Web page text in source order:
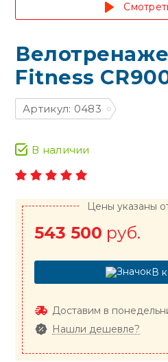
Fitness
Артикул: 0483
В наличии
Цены указаны
543 500 руб.
В
Доставим в
Нашли дешевле?